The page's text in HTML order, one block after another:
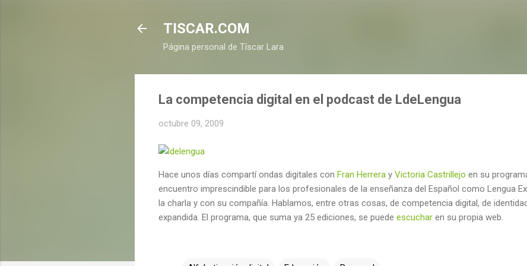
TISCAR.COM
Página personal de Tíscar Lara
La competencia digital en el podcast de LdeLengua
octubre 09, 2009
Hace unos días compartí ondas digitales con Fran Herrera y Victoria Castrillejo en su
encuentro imprescindible para los profesionales de la enseñanza del Español como Lengua
la charla y con su compañía. Hablamos, entre otras cosas, de competencia digital, de
expandida. El programa, que suma ya 25 ediciones, se puede escuchar en su propia web.